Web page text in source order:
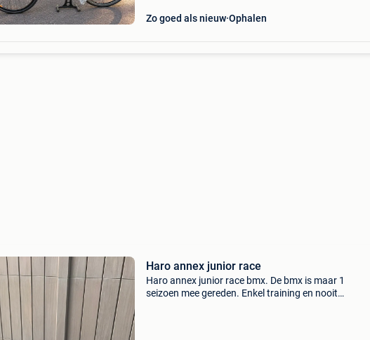
Zo goed als nieuw Ophalen
Haro annex junior race
Haro annex junior race bmx. De bmx is maar 1
seizoen mee gereden. Enkel training en nooit